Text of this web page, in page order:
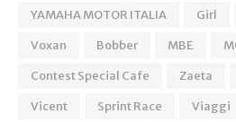
YAMAHA MOTOR ITALIA
Girl
Voxan
Bobber MBE
Contest Special Cafe
Zaeta
Vicent
Sprint Race Viaggi